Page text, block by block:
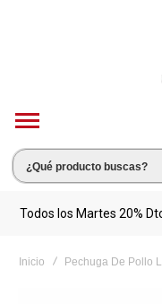
Todos los Martes 20%
Inicio Pechuga De Pollo